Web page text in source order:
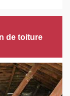
de toiture